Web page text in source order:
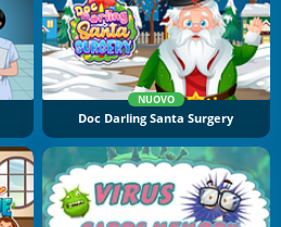
NUOVO
Doc Darling Santa Surgery